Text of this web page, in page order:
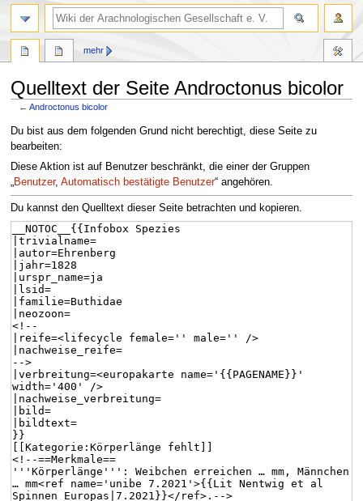
Quelltext der Seite Androctonus bicolor
←Androctonus bicolor
Zur
Navigation
springen
Zur
Suche
springen
Du bist aus dem folgenden Grund nicht berechtigt, diese Seite zu
bearbeiten:
Diese Aktion ist auf Benutzer beschränkt, die einer der Gruppen
„Benutzer, Automatisch bestätigte Benutzer“ angehören.
Du kannst den Quelltext dieser Seite betrachten und kopieren.
mehr